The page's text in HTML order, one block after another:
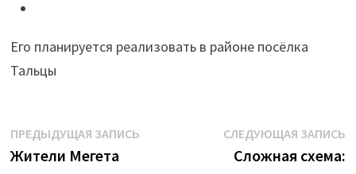
крупных
в
проект
слобода»"
Его планируется реализовать в районе посёлка
Тальцы
Навигация
по
ПРЕДЫДУЩАЯ ЗАПИСЬПредыдущая
Жители Мегета
СЛЕДУЮЩАЯ ЗАПИСЬ
Сложная схема: